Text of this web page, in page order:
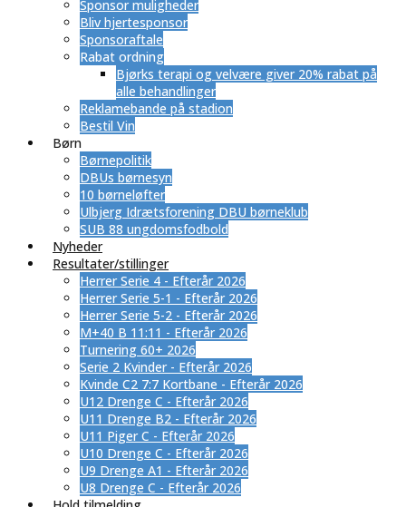
Sponsor muligheder
Bliv hjertesponsor
Sponsoraftale
Rabat ordning
​Bjørks terapi og velvære giver 20% rabat på
alle behandlinger
Reklamebande på stadion
Bestil Vin
Børn
Børnepolitik
DBUs børnesyn
10 børneløfter
Ulbjerg Idrætsforening DBU børneklub
SUB 88 ungdomsfodbold
Nyheder
Resultater/stillinger
Herrer Serie 4 - Efterår 2026
Herrer Serie 5-1 - Efterår 2026
Herrer Serie 5-2 - Efterår 2026
M+40 B 11:11 - Efterår 2026
Turnering 60+ 2026
Serie 2 Kvinder - Efterår 2026
Kvinde C2 7:7 Kortbane - Efterår 2026
U12 Drenge C - Efterår 2026
U11 Drenge B2 - Efterår 2026
U11 Piger C - Efterår 2026
U10 Drenge C - Efterår 2026
U9 Drenge A1 - Efterår 2026
U8 Drenge C - Efterår 2026